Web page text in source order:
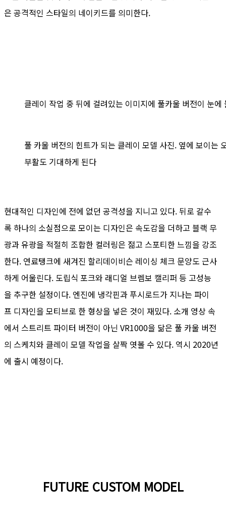
은 공격적인 스타일의 네이키드를 의미한다.
클레이 작업 중 뒤에 걸려있는 이미지에 풀카울 버전이 눈에
풀 카울 버전의 힌트가 되는 클레이 모델 사진. 옆에 보이
부활도 기대하게 된다
현대적인 디자인에 전에 없던 공격성을 지니고 있다. 뒤로 갈수
록 하나의 소실점으로 모이는 디자인은 속도감을 더하고 블랙 무
광과 유광을 적절히 조합한 컬러링은 젊고 스포티한 느낌을 강조
한다. 연료탱크에 새겨진 할리데이비슨 레이싱 체크 문양도 근사
하게 어울린다. 도립식 포크와 래디얼 브렘보 캘리퍼 등 고성능
을 추구한 설정이다. 엔진에 냉각핀과 푸시로드가 지나는 파이
프 디자인을 모티브로 한 형상을 넣은 것이 재밌다. 소개 영상 속
에서 스트리트 파이터 버전이 아닌 VR1000을 닮은 풀 카울 버전
의 스케치와 클레이 모델 작업을 살짝 엿볼 수 있다. 역시 2020년
에 출시 예정이다.
FUTURE CUSTOM MODEL